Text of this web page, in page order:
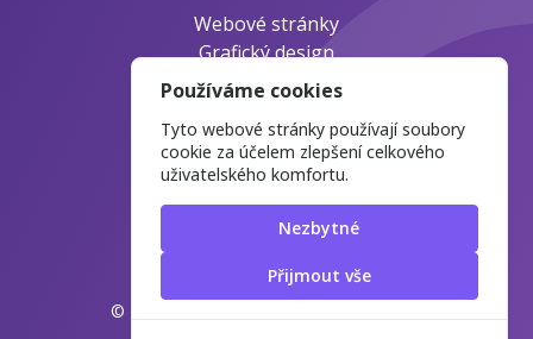
Webové stránky
Grafický design
Byznys konzultace
Ochrana osobních údajů
Časté otázky
Blog o webdesignu
© 2025 WebPlatform.cz
Používáme cookies
Tyto webové stránky používají soubory
cookie za účelem zlepšení celkového
uživatelského komfortu.
Nezbytné
Přijmout vše